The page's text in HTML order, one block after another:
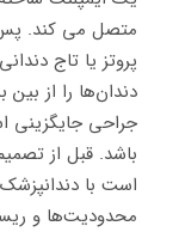
متصل می‌ کند. پس
پروتز یا تاج
دندان‌ها را از بین
جراحی
باشد. قبل از
است با
محدودیت‌ها و